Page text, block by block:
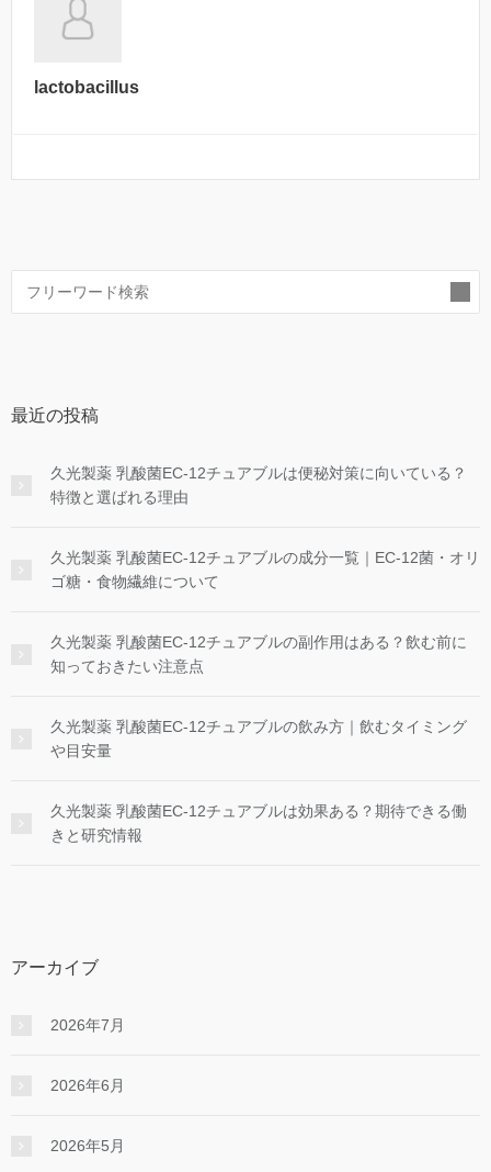
lactobacillus
最近の投稿
久光製薬 乳酸菌EC-12チュアブルは便秘対策に向いている？
特徴と選ばれる理由
久光製薬 乳酸菌EC-12チュアブルの成分一覧｜EC-12菌・オリ
ゴ糖・食物繊維について
久光製薬 乳酸菌EC-12チュアブルの副作用はある？飲む前に
知っておきたい注意点
久光製薬 乳酸菌EC-12チュアブルの飲み方｜飲むタイミング
や目安量
久光製薬 乳酸菌EC-12チュアブルは効果ある？期待できる働
きと研究情報
アーカイブ
2026年7月
2026年6月
2026年5月